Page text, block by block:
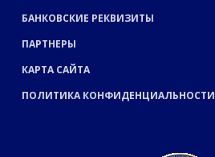
БАНКОВСКИЕ РЕКВИЗИТЫ
ПАРТНЕРЫ
КАРТА САЙТА
ПОЛИТИКА КОНФИДЕНЦИАЛЬНОСТИ